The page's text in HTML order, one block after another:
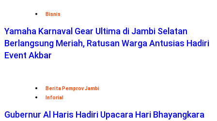
Bisnis
Yamaha Karnaval Gear Ultima di Jambi Selatan
Berlangsung Meriah, Ratusan Warga Antusias Hadiri
Event Akbar
Berita Pemprov Jambi
Inforial
Gubernur Al Haris Hadiri Upacara Hari Bhayangkara